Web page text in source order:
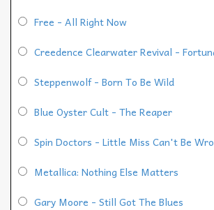
Free - All Right Now
Creedence Clearwater Revival -
Steppenwolf - Born To Be Wild
Blue Oyster Cult - The Reaper
Spin Doctors - Little Miss Can't Be
Metallica: Nothing Else Matters
Gary Moore - Still Got The Blues